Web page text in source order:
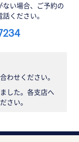
ない場合、ご予約の
ください。
わせください。
した。各支店へ
さい。